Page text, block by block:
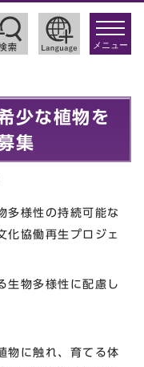
toggle
メニュー
少な植物を
集
多様性の持続可能な
化協働再生プロジェ
生物多様性に配慮し
に触れ、育てる体